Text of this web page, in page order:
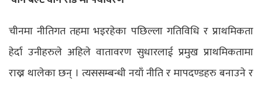
चीनमा नीतिगत तहमा भइरहेका पछिल्ला गतिविधि र प्राथमिकता
हेर्दा उनीहरुले अहिले वातावरण सुधारलाई प्रमुख प्राथमिकतामा
राख्न थालेका छन् । त्यससम्बन्धी नयाँ नीति र मापदण्डहरु बनाउने र